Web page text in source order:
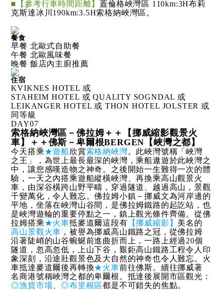
■【參考行車時間距離】蓋倫格峽灣區 110km:3H布莉
克斯達冰川190km:3.5H索格納峽灣區。
餐食
早餐 北歐式自助餐
午餐 北歐風味餐
晚餐 飯店內主廚推薦
住宿
KVIKNES HOTEL 或
STAHEIM HOTEL 或 QUALITY SOGNDAL 或
LEIKANGER HOTEL 或 THON HOTEL JOLSTER 或
同等級
DAY07
索格納峽灣區－佛拉姆＋＋【挪威縮影觀景火
車】＋＋佛斯－卑爾根BERGEN【峽灣之都】
今天搭乘★遊船欣賞索格納峽灣。此峽灣號稱「峽灣
之王」，為世上最長最深的峽灣，乘船遨遊於此峽灣之
中，讓您感嘆造物之神奇。之後開始一生難得一次的體
驗，一天之內搭乘遊船縱橫峽灣、再換乘高山觀景火
車，由深谷橫跨山野平疇，穿過隧道、越過高山，景觀
千變萬化，令人難忘。佛拉姆小鎮－挪威文為河岸邊的
平地，坐落在峽灣山谷間，是佛拉姆鐵路的起訖站，也
是峽灣遊輪的重要停點之一，鎮上觀光條件齊備。從佛
拉姆搭乘★火車抵麥道爾這段有 【挪威縮影】 美名的
高山景觀火車 ，被譽為挪威高山鐵路之冠，從佛拉姆
沿著陡峭的山谷蜿蜒前進曲折而上，一路上經過20個
隧道，忽高忽低，上山下谷，艱鉅高山鐵路工程令人印
象深刻，沿途壯觀景色及大自然的神奇也令人難忘。火
車抵達麥道爾後再轉換★火車前往佛斯。續往挪威著
名商港號稱峽灣之都的卑爾根。抵達後展開市區觀光：
◎漁貨市場 、◎布里根區都是不可錯失的焦點。